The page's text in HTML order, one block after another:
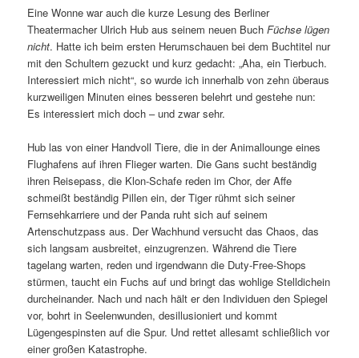
Eine Wonne war auch die kurze Lesung des Berliner
Theatermacher Ulrich Hub aus seinem neuen BuchFüchse lügen
nicht. Hatte ich beim ersten Herumschauen bei dem Buchtitel nur
mit den Schultern gezuckt und kurz gedacht: „Aha, ein Tierbuch.
Interessiert mich nicht“, so wurde ich innerhalb von zehn überaus
kurzweiligen Minuten eines besseren belehrt und gestehe nun:
Es interessiert mich doch – und zwar sehr.
Hub las von einer Handvoll Tiere, die in der Animallounge eines
Flughafens auf ihren Flieger warten. Die Gans sucht beständig
ihren Reisepass, die Klon-Schafe reden im Chor, der Affe
schmeißt beständig Pillen ein, der Tiger rühmt sich seiner
Fernsehkarriere und der Panda ruht sich auf seinem
Artenschutzpass aus. Der Wachhund versucht das Chaos, das
sich langsam ausbreitet, einzugrenzen. Während die Tiere
tagelang warten, reden und irgendwann die Duty-Free-Shops
stürmen, taucht ein Fuchs auf und bringt das wohlige Stelldichein
durcheinander. Nach und nach hält er den Individuen den Spiegel
vor, bohrt in Seelenwunden, desillusioniert und kommt
Lügengespinsten auf die Spur. Und rettet allesamt schließlich vor
einer großen Katastrophe.